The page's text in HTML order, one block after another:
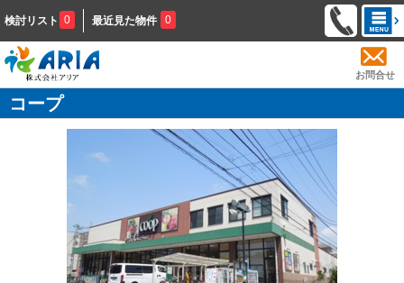
検討リスト 0 最近見た物件 0
お問合せ
コープ